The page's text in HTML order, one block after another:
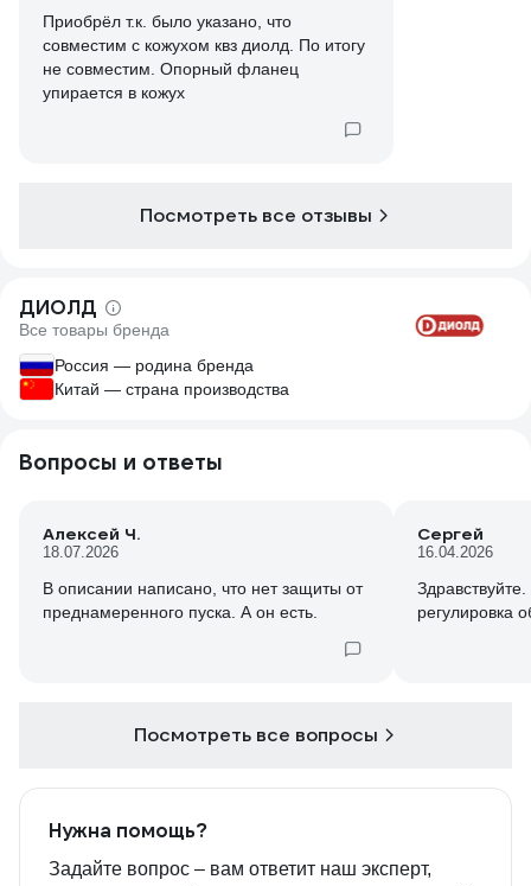
Приобрёл т.к. было указано, что
совместим с кожухом квз диолд. По итогу
не совместим. Опорный фланец
упирается в кожух
Посмотреть все отзывы
ДИОЛД
Все товары бренда
Россия — родина бренда
Китай — страна производства
Вопросы и ответы
Алексей Ч.
18.07.2026
В описании написано, что нет защиты от
преднамеренного пуска. А он есть.
Сергей
16.04.2026
регулировка
Посмотреть все вопросы
Нужна помощь?
Задайте вопрос – вам ответит наш эксперт,